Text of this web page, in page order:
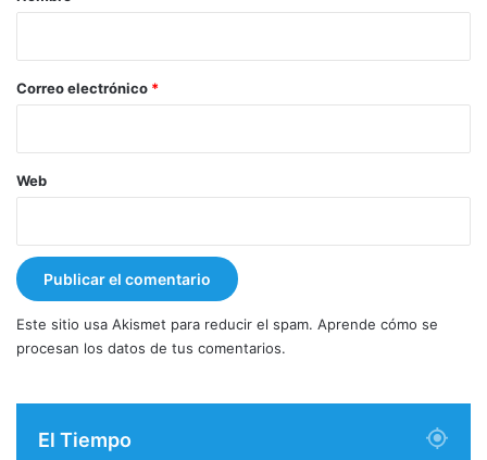
*
Correo electrónico *
Web
Este sitio usa Akismet para reducir el spam. Aprende cómo se
procesan los datos de tus comentarios.
El Tiempo